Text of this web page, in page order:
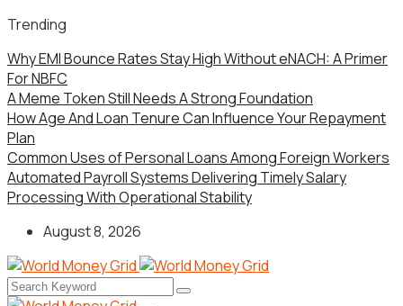
Trending
Why EMI Bounce Rates Stay High Without eNACH: A Primer
For NBFC
A Meme Token Still Needs A Strong Foundation
How Age And Loan Tenure Can Influence Your Repayment
Plan
Common Uses of Personal Loans Among Foreign Workers
Automated Payroll Systems Delivering Timely Salary
Processing With Operational Stability
August 8, 2026